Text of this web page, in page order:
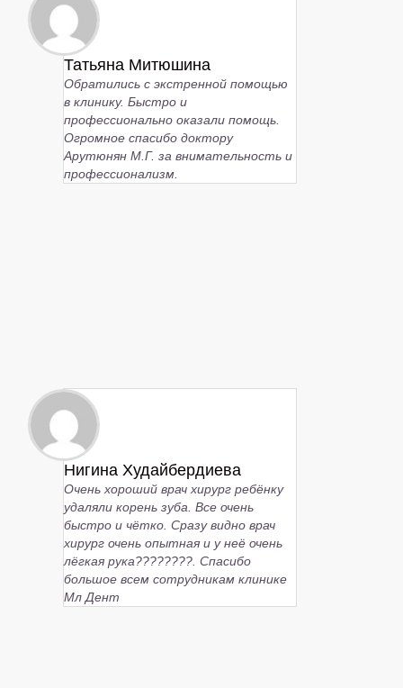
Татьяна Митюшина
Обратились с экстренной помощью
в клинику. Быстро и
профессионально оказали помощь.
Огромное спасибо доктору
Арутюнян М.Г. за внимательность и
профессионализм.
Нигина Худайбердиева
Очень хороший врач хирург ребёнку
удаляли корень зуба. Все очень
быстро и чётко. Сразу видно врач
хирург очень опытная и у неё очень
лёгкая рука????????. Спасибо
большое всем сотрудникам клинике
Мл Дент